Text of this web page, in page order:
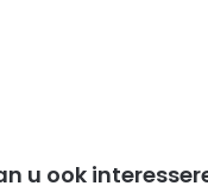
u ook